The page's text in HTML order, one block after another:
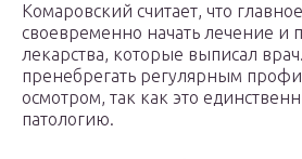
Комаровский считает, что
своевременно начать лечение и
лекарства, которые выписал
пренебрегать регулярным
осмотром, так как это
патологию.